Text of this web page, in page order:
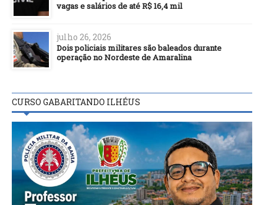
vagas e salários de até R$ 16,4 mil
julho 26, 2026
Dois policiais militares são baleados durante
operação no Nordeste de Amaralina
CURSO GABARITANDO ILHÉUS